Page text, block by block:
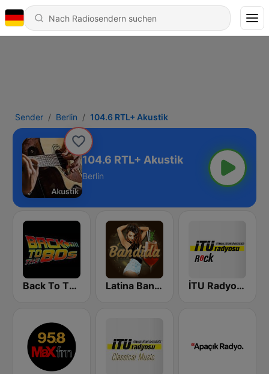
Sender Berlin 104.6 RTL+ Akustik
104.6 RTL+ Akustik
Berlin
Back To The 80's Radio Latina Bandida! İTU Radyosu Rock